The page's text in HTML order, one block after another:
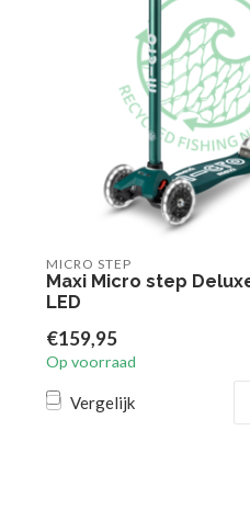
MICRO STEP
Maxi Micro step
LED
€159,95
Op voorraad
Vergelijk